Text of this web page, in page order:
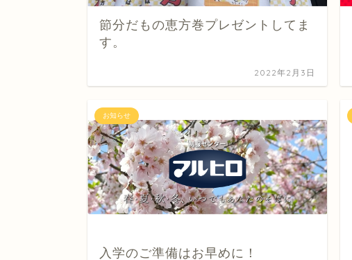
節分だもの恵方巻プレゼントしてま
す。
2022年2月3日
お知らせ
入学のご準備はお早めに！